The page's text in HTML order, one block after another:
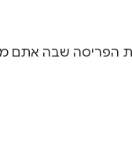
הפריסה שבה אתם